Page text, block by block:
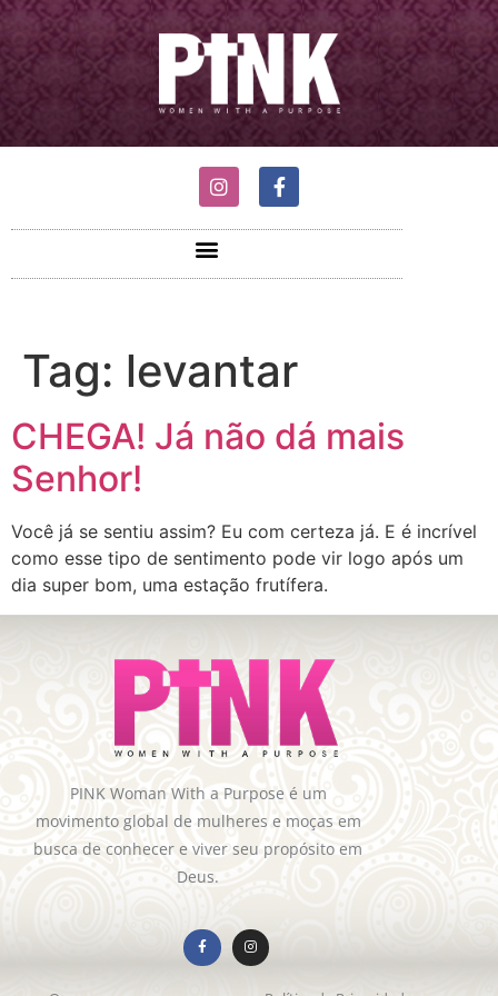
Tag: levantar
CHEGA! Já não dá mais
Senhor!
Você já se sentiu assim? Eu com certeza já. E é incrível
como esse tipo de sentimento pode vir logo após um
dia super bom, uma estação frutífera.
PINK Woman With a Purpose é um
movimento global de mulheres e moças em
busca de conhecer e viver seu propósito em
Deus.